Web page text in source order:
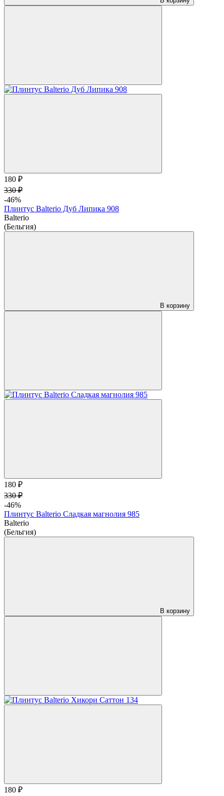
180 ₽
330 ₽
-46%
Плинтус Balterio Дуб Липика 908
Balterio
(Бельгия)
В корзину
180 ₽
330 ₽
-46%
Плинтус Balterio Сладкая магнолия 985
Balterio
(Бельгия)
В корзину
180 ₽